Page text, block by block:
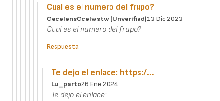
Cual es el numero del frupo?
CecelensCcelwstw (unverified)13 Dic 2023
Cual es el numero del frupo?
Respuesta
Te dejo el enlace: https:/…
Lu_parto26 Ene 2024
Te dejo el enlace: